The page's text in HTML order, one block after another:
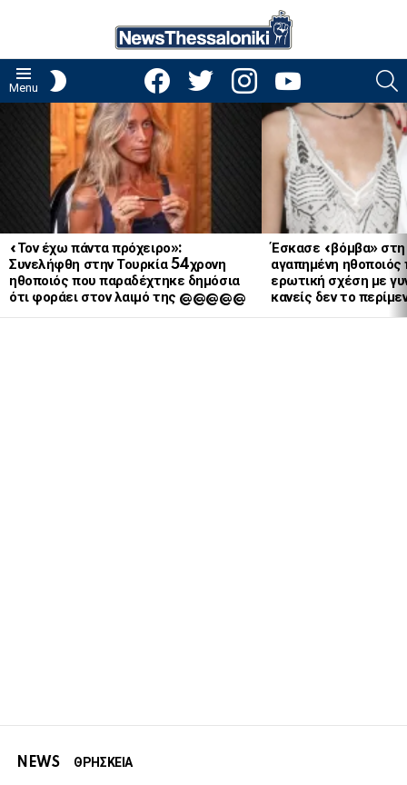
Menu
facebooktwitter instagramyoutube
«Τον έχω πάντα πρόχειρο»:
Συνελήφθη στην Τουρκία 54χρονη
ηθοποιός που παραδέχτηκε δημόσια
ότι φοράει στον λαιμό της @@@@@
Έσκασε «βόμβα»
αγαπημένη
ερωτική σχέση με
κανείς δεν το
NEWS ΘΡΗΣΚΕΙΑ